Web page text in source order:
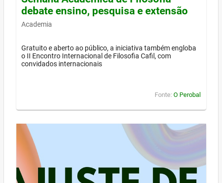
debate ensino, pesquisa e extensão
Academia
Gratuito e aberto ao público, a iniciativa também engloba
o II Encontro Internacional de Filosofia Cafil, com
convidados internacionais
Fonte: O Perobal